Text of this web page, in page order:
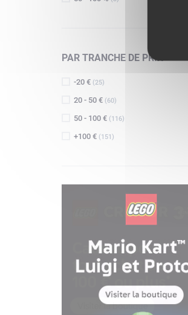
PAR TRANCHE DE PRIX
-20 € (25)
20 - 50 € (60)
50 - 100 € (116)
+100 € (151)